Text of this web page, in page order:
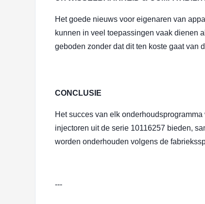
Het goede nieuws voor eigenaren van
kunnen in veel toepassingen vaak dienen
geboden zonder dat dit ten koste gaat van
CONCLUSIE
Het succes van elk
injectoren uit de serie 10116257 bieden,
worden onderhouden volgens de
---